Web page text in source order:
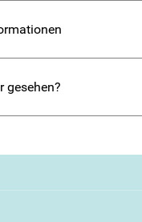
- Der
110°, Trockner
gesehen?